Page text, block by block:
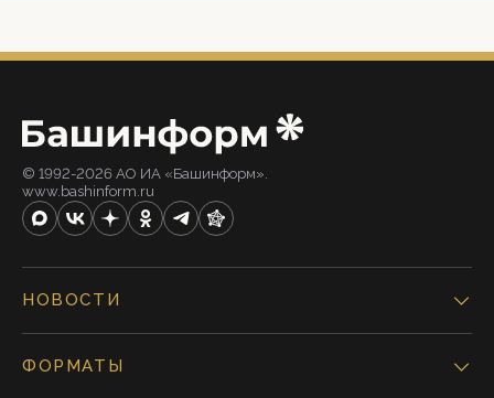
© 1992-2026 АО ИА «Башинформ».
www.bashinform.ru
НОВОСТИ
ФОРМАТЫ